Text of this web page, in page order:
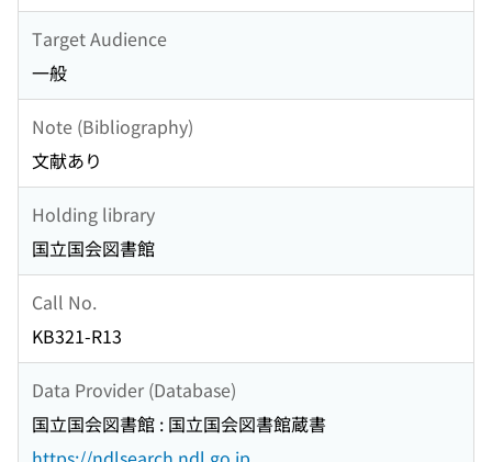
Target Audience
一般
Note (Bibliography)
文献あり
Holding library
国立国会図書館
Call No.
KB321-R13
Data Provider (Database)
国立国会図書館 : 国立国会図書館蔵書